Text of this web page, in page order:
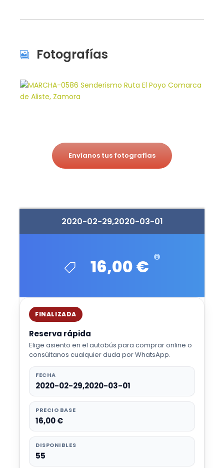
2020-02-29,2020-03-01
16,00 €
FINALIZADA
Reserva rápida
Elige asiento en el autobús para comprar online o
consúltanos cualquier duda por WhatsApp.
FECHA
2020-02-29,2020-03-01
PRECIO BASE
16,00 €
DISPONIBLES
55
Fotografías
Envíanos tus fotografías